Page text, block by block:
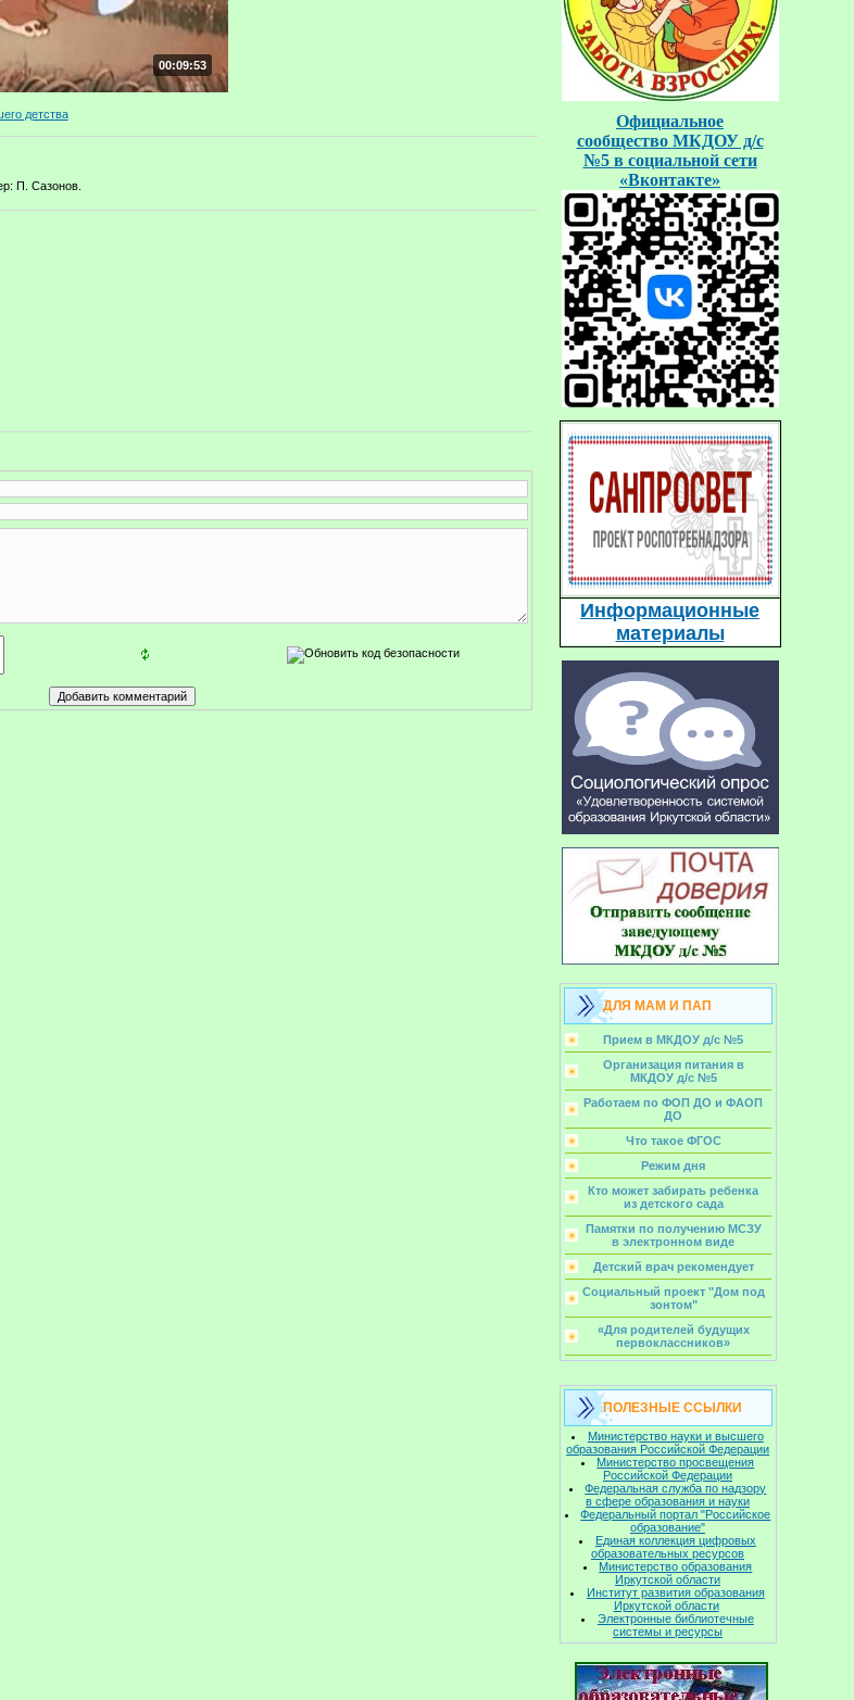
00:09:53
детства
П. Сазонов.
Официальное
сообщество МКДОУ д/с
№5 в социальной сети
«Вконтакте»
Информационные
материалы
ДЛЯ МАМ И ПАП
Прием в МКДОУ д/с №5
Организация питания в
МКДОУ д/с №5
Работаем по ФОП ДО и ФАОП
ДО
Что такое ФГОС
Режим дня
Кто может забирать ребенка
из детского сада
Памятки по получению МСЗУ
в электронном виде
Детский врач рекомендует
Социальный проект "Дом под
зонтом"
«Для родителей будущих
первоклассников»
ПОЛЕЗНЫЕ ССЫЛКИ
Министерство науки и высшего
образования Российской Федерации
Министерство просвещения
Российской Федерации
Федеральная служба по надзору
в сфере образования и науки
Федеральный портал "Российское
образование"
Единая коллекция цифровых
образовательных ресурсов
Министерство образования
Иркутской области
Институт развития образования
Иркутской области
Электронные библиотечные
системы и ресурсы